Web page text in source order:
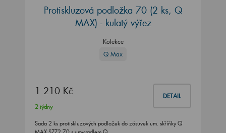
Protiskluzová podložka 70 (2 ks, Q
MAX) - kulatý výřez
Kolekce
Q Max
1 210 Kč DETAIL
2 týdny
Sada 2 ks protiskluzových podložek do zásuvek um. skříňky Q